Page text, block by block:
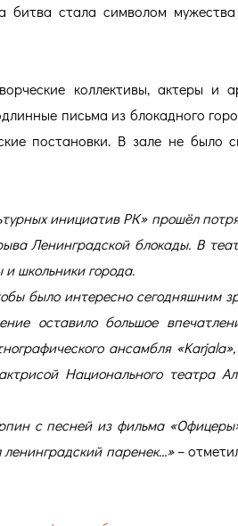
стала символом
коллективы, актеры и
письма из блокадного
постановки. В зале не было
инициатив РК» прошёл
Ленинградской блокады. В
и школьники города.
было интересно сегодняшним
оставило большое
ансамбля
Национального театра
с песней из фильма
паренек…»–